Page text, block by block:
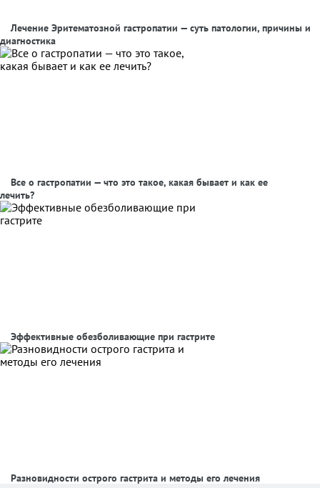
Лечение Эритематозной гастропатии — суть патологии, причины и
диагностика
Все о гастропатии — что это такое, какая бывает и как ее
лечить?
Эффективные обезболивающие при гастрите
Разновидности острого гастрита и методы его лечения